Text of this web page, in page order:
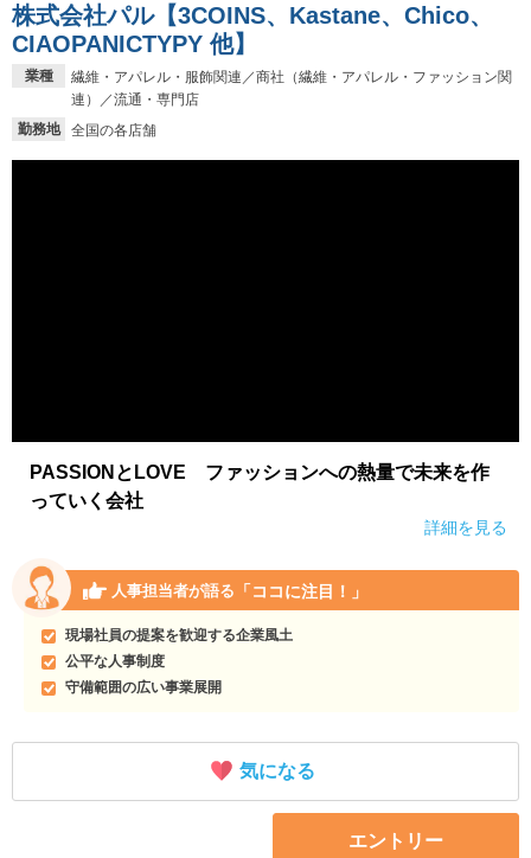
業種
繊維・アパレル・服飾関連／商社（繊維・アパレル・ファッション関
連）／流通・専門店
勤務地
全国の各店舗
株式会社パル【3COINS、Kastane、Chico、
CIAOPANICTYPY 他】
PASSIONとLOVE ファッションへの熱量で未来を作
っていく会社
詳細を見る
人事担当者が語る 「ココに注目！」
現場社員の提案を歓迎する企業風土
公平な人事制度
守備範囲の広い事業展開
気になる
エントリー